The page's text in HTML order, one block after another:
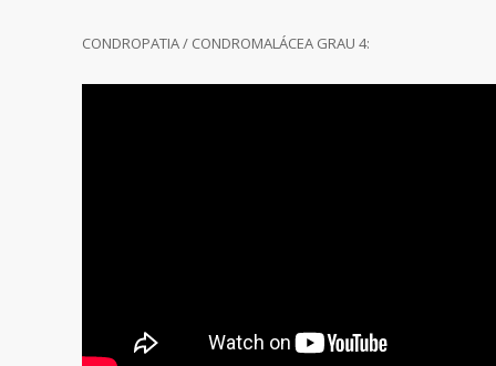
CONDROPATIA / CONDROMALÁCEA GRAU 4: